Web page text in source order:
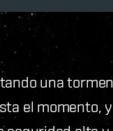
una
el momento,